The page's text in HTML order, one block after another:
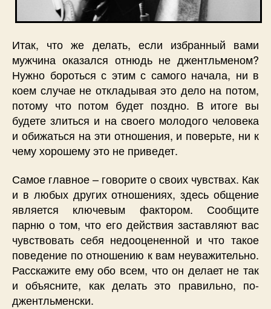
Итак, что же делать, если избранный вами
мужчина оказался отнюдь не джентльменом?
Нужно бороться с этим с самого начала, ни в
коем случае не откладывая это дело на потом,
потому что потом будет поздно. В итоге вы
будете злиться и на своего молодого человека
и обижаться на эти отношения, и поверьте, ни к
чему хорошему это не приведет.
Самое главное – говорите о своих чувствах. Как
и в любых других отношениях, здесь общение
является ключевым фактором. Сообщите
парню о том, что его действия заставляют вас
чувствовать себя недооцененной и что такое
поведение по отношению к вам неуважительно.
Расскажите ему обо всем, что он делает не так
и объясните, как делать это правильно, по-
джентльменски.